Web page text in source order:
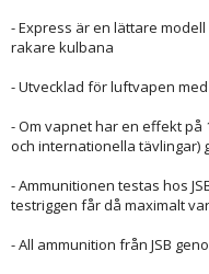
- Express är en lättare
rakare kulbana
- Utvecklad för luftvapen
- Om vapnet har en effekt på
och internationella tävlingar)
- Ammunitionen testas hos
testriggen får då maximalt var
- All ammunition från JSB